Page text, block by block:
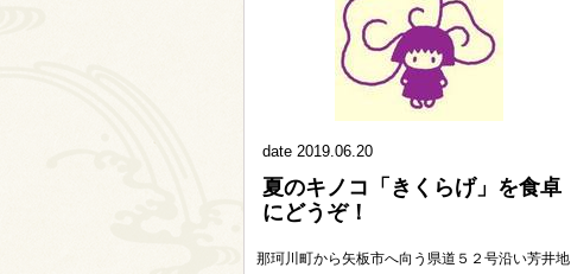
date 2019.06.20
夏のキノコ「きくらげ」を食卓
にどうぞ！
那珂川町から矢板市へ向う県道５２号沿い芳井地